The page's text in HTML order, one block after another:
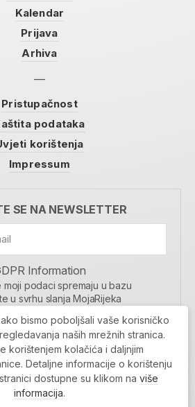
Kalendar
Prijava
Arhiva
Pristupačnost
podataka
korištenja
Impressum
SE NA NEWSLETTER
Information
moji podaci spremaju u bazu
u svrhu slanja MojaRijeka
NEWSLETTER
PRIJAVI SE
bismo poboljšali vaše korisničko
naših mrežnih stranica.
korištenjem kolačića i daljnjim
Detaljne informacije o korištenju
dostupne su klikom na više
informacija.